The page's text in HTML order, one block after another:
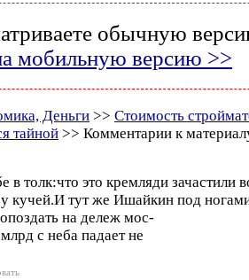
обычную
мобильную версию >>
Деньги >> Стоимость
тайной >> Комментарии к
в толк:что это кремляди зачастили
кучей.И тут же Ишайкин под
на дележ мос-
с неба падает не